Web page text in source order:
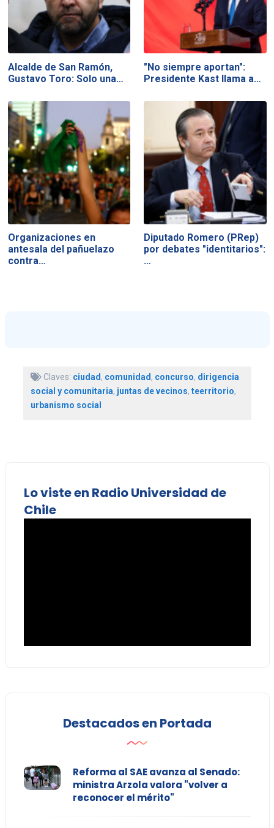
Alcalde de San Ramón,
Gustavo Toro: Solo una…
"No siempre aportan":
Presidente Kast llama a…
Organizaciones en
antesala del pañuelazo
contra…
Diputado Romero (PRep)
por debates "identitarios":
…
Claves: ciudad, comunidad, concurso, dirigencia
social y comunitaria, juntas de vecinos, teerritorio,
urbanismo social
Lo viste en Radio Universidad de
Chile
Destacados en Portada
Reforma al SAE avanza al Senado:
ministra Arzola valora "volver a
reconocer el mérito"